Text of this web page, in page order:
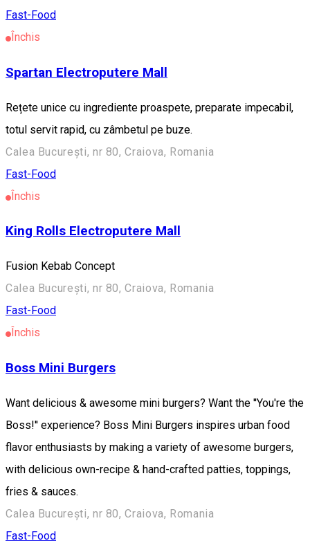
Fast-Food
Închis
Spartan Electroputere Mall
Rețete unice cu ingrediente proaspete, preparate impecabil,
totul servit rapid, cu zâmbetul pe buze.
Calea București, nr 80, Craiova, Romania
Fast-Food
Închis
King Rolls Electroputere Mall
Fusion Kebab Concept
Calea București, nr 80, Craiova, Romania
Fast-Food
Închis
Boss Mini Burgers
Want delicious & awesome mini burgers? Want the ''You're the
Boss!'' experience? Boss Mini Burgers inspires urban food
flavor enthusiasts by making a variety of awesome burgers,
with delicious own-recipe & hand-crafted patties, toppings,
fries & sauces.
Calea București, nr 80, Craiova, Romania
Fast-Food